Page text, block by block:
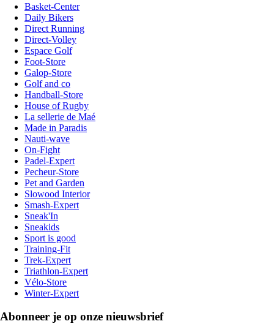
Basket-Center
Daily Bikers
Direct Running
Direct-Volley
Espace Golf
Foot-Store
Galop-Store
Golf and co
Handball-Store
House of Rugby
La sellerie de Maé
Made in Paradis
Nauti-wave
On-Fight
Padel-Expert
Pecheur-Store
Pet and Garden
Slowood Interior
Smash-Expert
Sneak'In
Sneakids
Sport is good
Training-Fit
Trek-Expert
Triathlon-Expert
Vélo-Store
Winter-Expert
Abonneer je op onze nieuwsbrief